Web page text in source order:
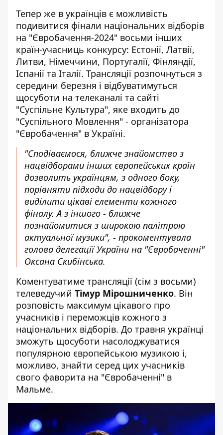
Тепер же в українців є можливість
подивитися фінали національних відборів
на "Євробачення-2024" восьми інших
країн-учасниць конкурсу: Естонії, Латвії,
Литви, Німеччини, Португалії, Фінляндії,
Іспанії та Італії. Трансляції розпочнуться з
середини березня і відбуватимуться
щосуботи на телеканалі та сайті
"Суспільне Культура", яке входить до
"Суспільного Мовлення" - організатора
"Євробачення" в Україні.
"Сподіваємося, ближче знайомство з
нацвідборами інших європейських країн
дозволить українцям, з одного боку,
порівняти підходи до нацвідбору і
виділити цікаві елементи кожного
фіналу. А з іншого - ближче
познайомитися з широкою палітрою
актуальної музики", - прокоментувала
голова делегації України на "Євробаченні"
Оксана Скибінська.
Коментуватиме трансляції (сім з восьми)
телеведучий Тімур Мірошниченко. Він
розповість максимум цікавого про
учасників і переможців кожного з
національних відборів. До травня українці
зможуть щосуботи насолоджуватися
популярною європейською музикою і,
можливо, знайти серед цих учасників
свого фаворита на "Євробаченні" в
Мальме.